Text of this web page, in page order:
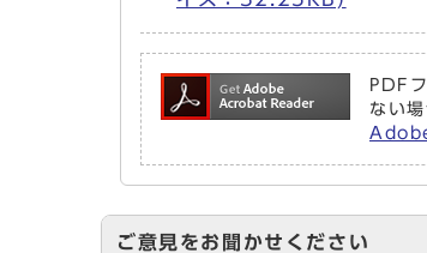
PDF
ない場
ご意見をお聞かせください